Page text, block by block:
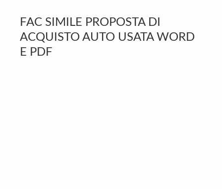
n
c
o
m
a
r
t
e
r
FAC SIMILE PROPOSTA DI
ACQUISTO AUTO USATA WORD
E PDF